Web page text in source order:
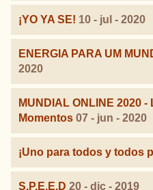
¡YO YA SE! 10 - jul - 2020
ENERGIA PARA UM
2020
MUNDIAL ONLINE 2020
Momentos 07 - jun - 2020
¡Uno para todos y todos
S.P.E.E.D 20 - dic - 2019